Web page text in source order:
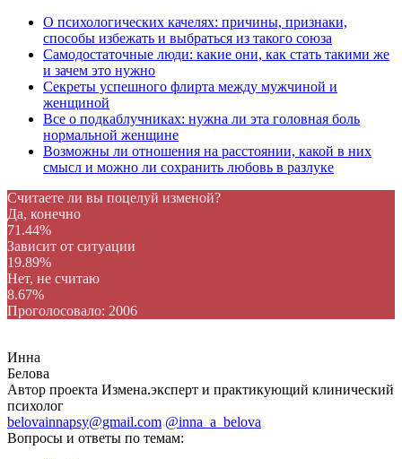
О психологических качелях: причины, признаки,
способы избежать и выбраться из такого союза
Самодостаточные люди: какие они, как стать такими же
и зачем это нужно
Секреты успешного флирта между мужчиной и
женщиной
Все о подкаблучниках: нужна ли эта головная боль
нормальной женщине
Возможны ли отношения на расстоянии, какой в них
смысл и можно ли сохранить любовь в разлуке
Считаете ли вы поцелуй изменой?
Да, конечно
71.44%
Зависит от ситуации
19.89%
Нет, не считаю
8.67%
Проголосовало: 2006
Инна
Белова
Автор проекта Измена.эксперт и практикующий клинический
психолог
belovainnapsy@gmail.com @inna_a_belova
Вопросы и ответы по темам: